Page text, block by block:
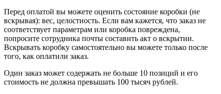
Перед оплатой вы можете оценить состояние коробки (не
вскрывая): вес, целостность. Если вам кажется, что заказ не
соответствует параметрам или коробка повреждена,
попросите сотрудника почты составить акт о вскрытии.
Вскрывать коробку самостоятельно вы можете только после
того, как оплатили заказ.
Один заказ может содержать не больше 10 позиций и его
стоимость не должна превышать 100 тысяч рублей.